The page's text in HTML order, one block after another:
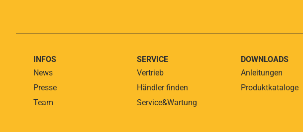
INFOS
News
Presse
Team
SERVICE
Vertrieb
Händler finden
Service&Wartung
DOWNLOADS
Anleitungen
Produktkataloge